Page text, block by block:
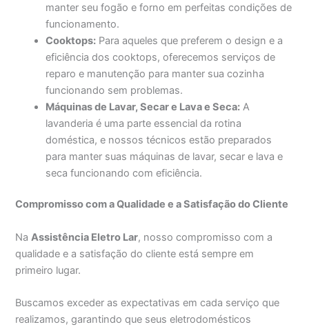
manter seu fogão e forno em perfeitas condições de
funcionamento.
Cooktops: Para aqueles que preferem o design e a
eficiência dos cooktops, oferecemos serviços de
reparo e manutenção para manter sua cozinha
funcionando sem problemas.
Máquinas de Lavar, Secar e Lava e Seca: A
lavanderia é uma parte essencial da rotina
doméstica, e nossos técnicos estão preparados
para manter suas máquinas de lavar, secar e lava e
seca funcionando com eficiência.
Compromisso com a Qualidade e a Satisfação do Cliente
NaAssistência Eletro Lar, nosso compromisso com a
qualidade e a satisfação do cliente está sempre em
primeiro lugar.
Buscamos exceder as expectativas em cada serviço que
realizamos, garantindo que seus eletrodomésticos